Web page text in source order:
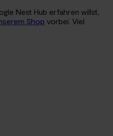
Nest Hub erfahren willst,
Shop vorbei. Viel